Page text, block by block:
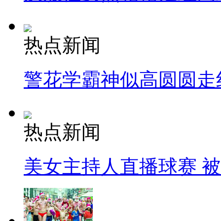
热点新闻
警花学霸神似高圆圆走
热点新闻
美女主持人直播球赛